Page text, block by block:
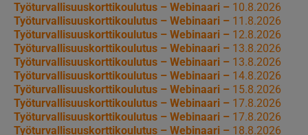
Työturvallisuuskorttikoulutus – Webinaari – 10.8.2026
Työturvallisuuskorttikoulutus – Webinaari – 11.8.2026
Työturvallisuuskorttikoulutus – Webinaari – 12.8.2026
Työturvallisuuskorttikoulutus – Webinaari – 13.8.2026
Työturvallisuuskorttikoulutus – Webinaari – 13.8.2026
Työturvallisuuskorttikoulutus – Webinaari – 14.8.2026
Työturvallisuuskorttikoulutus – Webinaari – 15.8.2026
Työturvallisuuskorttikoulutus – Webinaari – 17.8.2026
Työturvallisuuskorttikoulutus – Webinaari – 17.8.2026
Työturvallisuuskorttikoulutus – Webinaari – 18.8.2026